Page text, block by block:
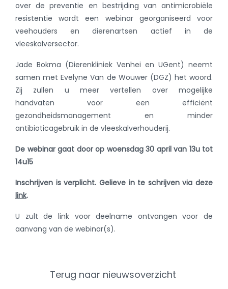
over de preventie en bestrijding van antimicrobiële
resistentie wordt een webinar georganiseerd voor
veehouders en dierenartsen actief in de
vleeskalversector.
Jade Bokma (Dierenkliniek Venhei en UGent) neemt
samen met Evelyne Van de Wouwer (DGZ) het woord.
Zij zullen u meer vertellen over mogelijke
handvaten voor een efficiënt
gezondheidsmanagement en minder
antibioticagebruik in de vleeskalverhouderij.
De webinar gaat door op woensdag 30 april van 13u tot
14u15
Inschrijven is verplicht. Gelieve in te schrijven via deze
link.
U zult de link voor deelname ontvangen voor de
aanvang van de webinar(s).
Terug naar nieuwsoverzicht